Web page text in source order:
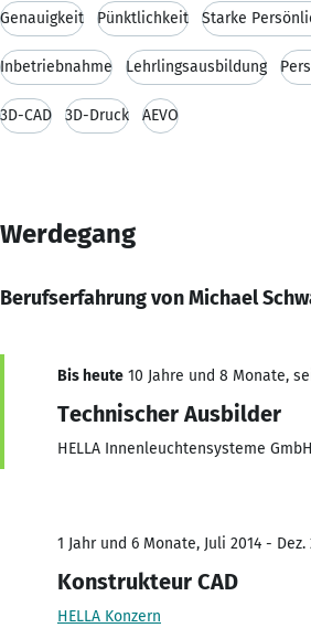
Genauigkeit Pünktlichkeit Starke
Inbetriebnahme Lehrlingsausbildung
3D-CAD 3D-Druck AEVO
Werdegang
Berufserfahrung von Michael
Bis heute 10 Jahre und 8 Monate,
Technischer Ausbilder
HELLA Innenleuchtensysteme GmbH
1 Jahr und 6 Monate, Juli 2014 - Dez.
Konstrukteur CAD
HELLA Konzern